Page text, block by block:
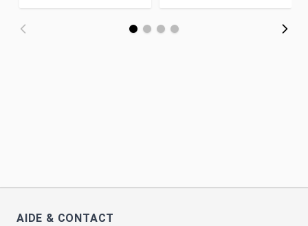
AIDE & CONTACT